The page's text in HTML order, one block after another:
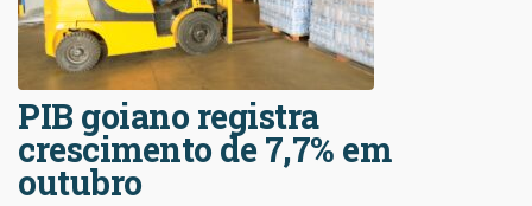
PIB goiano registra
crescimento de 7,7% em
outubro